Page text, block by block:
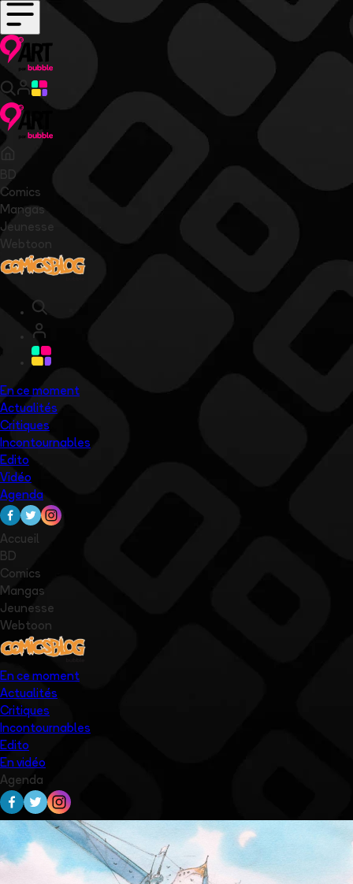
BD
Comics
Mangas
Jeunesse
Webtoon
En ce moment
Actualités
Critiques
Incontournables
Edito
Vidéo
Agenda
Accueil
BD
Comics
Mangas
Jeunesse
Webtoon
En ce moment
Actualités
Critiques
Incontournables
Edito
En vidéo
Agenda